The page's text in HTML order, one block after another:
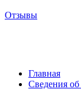
Отзывы
Главная
Сведения об